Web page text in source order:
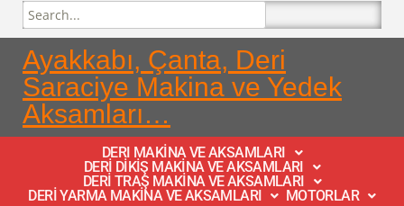
Ayakkabı, Çanta, Deri
Saraciye Makina ve Yedek
Aksamları…
DERI MAKİNA VE AKSAMLARI
DERİ DİKİŞ MAKİNA VE AKSAMLARI
DERİ TRAŞ MAKİNA VE AKSAMLARI
DERİ YARMA MAKİNA VE AKSAMLARI
MOTORLAR